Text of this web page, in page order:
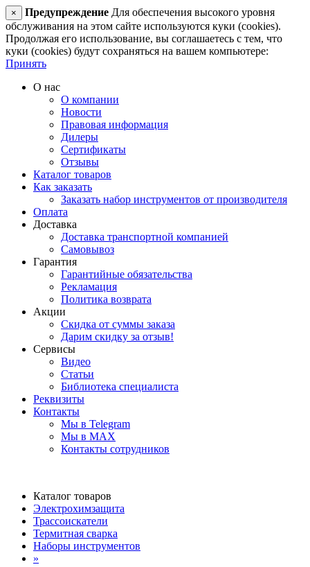
× Предупреждение Для обеспечения высокого уровня
обслуживания на этом сайте используются куки (cookies).
Продолжая его использование, вы соглашаетесь с тем, что
куки (cookies) будут сохраняться на вашем компьютере:
Принять
О нас
О компании
Новости
Правовая информация
Дилеры
Сертификаты
Отзывы
Каталог товаров
Как заказать
Заказать набор инструментов от производителя
Оплата
Доставка
Доставка транспортной компанией
Самовывоз
Гарантия
Гарантийные обязательства
Рекламация
Политика возврата
Акции
Скидка от суммы заказа
Дарим скидку за отзыв!
Сервисы
Видео
Статьи
Библиотека специалиста
Реквизиты
Контакты
Мы в Telegram
Мы в MAX
Контакты сотрудников
Каталог товаров
Электрохимзащита
Трассоискатели
Термитная сварка
Наборы инструментов
»